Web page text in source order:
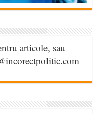
articole, sau